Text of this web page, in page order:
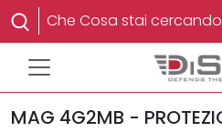
MAG 4G2MB -